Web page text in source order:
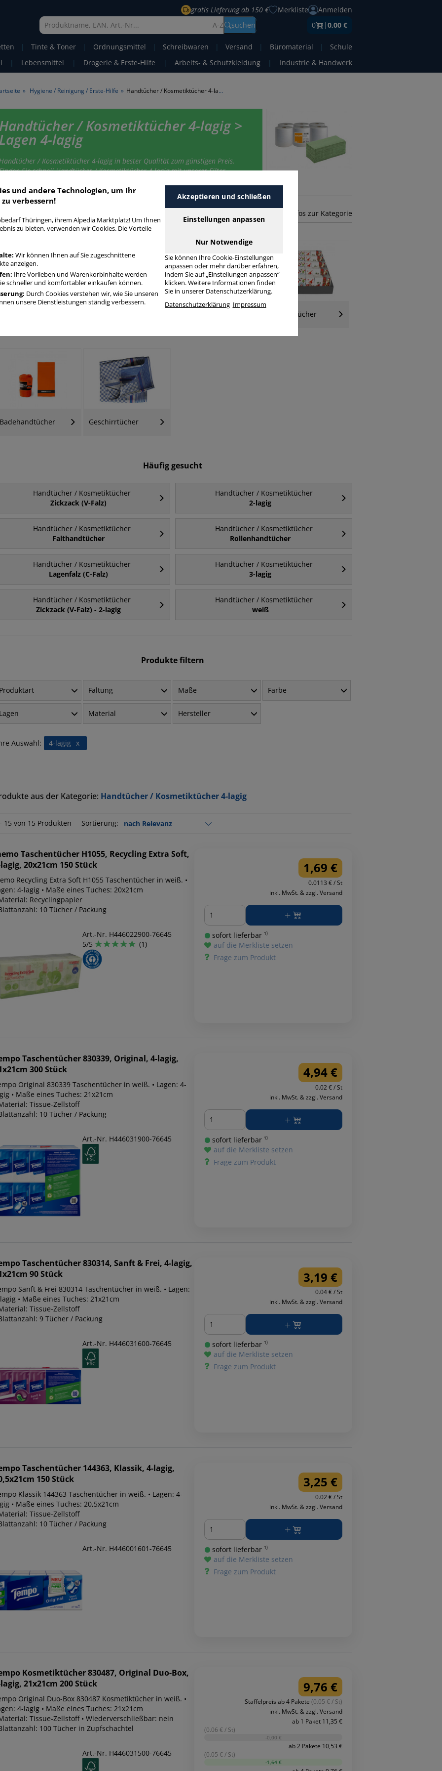
gratis Lieferung ab 150 € Merkliste
Anmelden
A-Z
suchen 0 |0,00 €
| Tinte & Toner | Ordnungsmittel | Schreibwaren | Versand | Büromaterial |
Schule
| Lebensmittel | Drogerie & Erste-Hilfe | Arbeits- & Schutzkleidung | Industrie & Handwerk
» Hygiene / Reinigung / Erste-Hilfe » Handtücher / Kosmetiktücher 4-lagig
Handtücher / Kosmetiktücher 4-lagig >
Lagen 4-lagig
Handtücher / Kosmetiktücher 4-lagig in bester Qualität zum günstigen Preis.
Sie schnell Handtücher / Kosmetiktücher 4-lagig mit unserer Filter-
mehr Infos zur Kategorie
Taschentücher
Badehandtücher Geschirrtücher
Häufig gesucht
Handtücher / Kosmetiktücher
Zickzack (V-Falz)
Handtücher / Kosmetiktücher
2-lagig
Handtücher / Kosmetiktücher
Falthandtücher
Handtücher / Kosmetiktücher
Rollenhandtücher
Handtücher / Kosmetiktücher
Lagenfalz (C-Falz)
Handtücher / Kosmetiktücher
3-lagig
Handtücher / Kosmetiktücher
Zickzack (V-Falz) - 2-lagig
Handtücher / Kosmetiktücher
weiß
Produkte filtern
Produktart Faltung Maße Farbe
Lagen Material Hersteller
Auswahl: x
4-lagig
aus der Kategorie: Handtücher / Kosmetiktücher 4-lagig
15 von 15 Produkten Sortierung:
Taschentücher H1055, Recycling Extra Soft,
20x21cm 150 Stück
Recycling Extra Soft H1055 Taschentücher in weiß. •
4-lagig • Maße eines Tuches: 20x21cm
Recyclingpapier
10 Tücher / Packung
Art.-Nr. H446022900-76645
5/5
(1)
1,69 €
0.0113 € / St
inkl. MwSt. & zzgl. Versand
Menge
sofort lieferbar ¹⁾
auf die Merkliste setzen
Frage zum Produkt
Taschentücher 830339, Original, 4-lagig,
300 Stück
Original 830339 Taschentücher in weiß. • Lagen: 4-
• Maße eines Tuches: 21x21cm
Tissue-Zellstoff
10 Tücher / Packung
Art.-Nr. H446031900-76645
4,94 €
0.02 € / St
inkl. MwSt. & zzgl. Versand
Menge
sofort lieferbar ¹⁾
auf die Merkliste setzen
Frage zum Produkt
Taschentücher 830314, Sanft & Frei, 4-lagig,
90 Stück
Sanft & Frei 830314 Taschentücher in weiß. • Lagen:
• Maße eines Tuches: 21x21cm
Tissue-Zellstoff
9 Tücher / Packung
Art.-Nr. H446031600-76645
3,19 €
0.04 € / St
inkl. MwSt. & zzgl. Versand
Menge
sofort lieferbar ¹⁾
auf die Merkliste setzen
Frage zum Produkt
Taschentücher 144363, Klassik, 4-lagig,
150 Stück
Klassik 144363 Taschentücher in weiß. • Lagen: 4-
• Maße eines Tuches: 20,5x21cm
Tissue-Zellstoff
10 Tücher / Packung
Art.-Nr. H446001601-76645
3,25 €
0.02 € / St
inkl. MwSt. & zzgl. Versand
Menge
sofort lieferbar ¹⁾
auf die Merkliste setzen
Frage zum Produkt
Kosmetiktücher 830487, Original Duo-Box,
21x21cm 200 Stück
Original Duo-Box 830487 Kosmetiktücher in weiß. •
4-lagig • Maße eines Tuches: 21x21cm
Tissue-Zellstoff • Wiederverschließbar: nein
100 Tücher in Zupfschachtel
Art.-Nr. H446031500-76645
9,76 €
Staffelpreis ab 4 Pakete (0.05 € / St)
inkl. MwSt. & zzgl. Versand
ab 1 Paket 11,35 €
(0.06 € / St)
-0,00 €
ab 2 Pakete 10,53 €
(0.05 € / St)
-1,64 €
und andere Technologien, um Ihr
verbessern!
Thüringen, ihrem Alpedia Marktplatz! Um Ihnen
zu bieten, verwenden wir Cookies. Die Vorteile
Wir können Ihnen auf Sie zugeschnittene
anzeigen.
Ihre Vorlieben und Warenkorbinhalte werden
schneller und komfortabler einkaufen können.
Durch Cookies verstehen wir, wie Sie unseren
unsere Dienstleistungen ständig verbessern.
Akzeptieren und schließen
Einstellungen anpassen
Nur Notwendige
Sie können Ihre Cookie-Einstellungen
anpassen oder mehr darüber erfahren,
indem Sie auf „Einstellungen anpassen“
klicken. Weitere Informationen finden
Sie in unserer Datenschutzerklärung.
Datenschutzerklärung Impressum